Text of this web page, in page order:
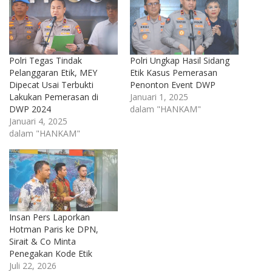
Polri Tegas Tindak
Pelanggaran Etik, MEY
Dipecat Usai Terbukti
Lakukan Pemerasan di
DWP 2024
Januari 4, 2025
dalam "HANKAM"
Polri Ungkap Hasil Sidang
Etik Kasus Pemerasan
Penonton Event DWP
Januari 1, 2025
dalam "HANKAM"
Insan Pers Laporkan
Hotman Paris ke DPN,
Sirait & Co Minta
Penegakan Kode Etik
Juli 22, 2026